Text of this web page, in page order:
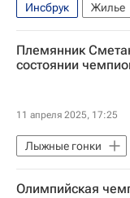
Инсбрук Жилье
Виктор Батурин
Юрий Лужков
Криминал
Племянник
состоянии
11 апреля 2025, 17:25
Лыжные гонки
Раиса Сметанина
Олимпийская